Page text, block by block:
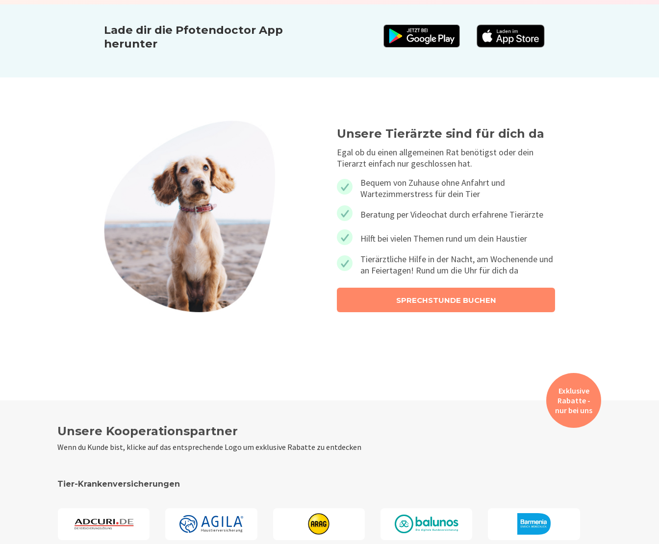
Lade dir die Pfoten­doctor App
herunter
Unsere Tierärzte sind für dich da
Egal ob du einen allgemeinen Rat benötigst oder dein
Tierarzt einfach nur geschlossen hat.
Bequem von Zuhause ohne Anfahrt und
Wartezimmerstress für dein Tier
Beratung per Videochat durch erfahrene Tierärzte
Hilft bei vielen Themen rund um dein Haustier
Tierärztliche Hilfe in der Nacht, am Wochenende und
an Feiertagen! Rund um die Uhr für dich da
SPRECHSTUNDE BUCHEN
Exklusive
Rabatte -
nur bei uns
Unsere Kooperationspartner
Wenn du Kunde bist, klicke auf das entsprechende Logo um exklusive Rabatte zu entdecken
Tier-Krankenversicherungen